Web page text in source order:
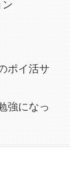
ポイ活サ
強になっ